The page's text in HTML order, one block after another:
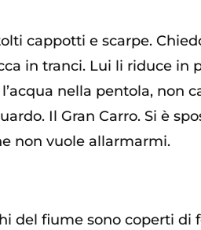
cappotti e scarpe.
in tranci. Lui li riduce in
nella pentola, non
Il Gran Carro. Si è
non vuole allarmarmi.
del fiume sono coperti di